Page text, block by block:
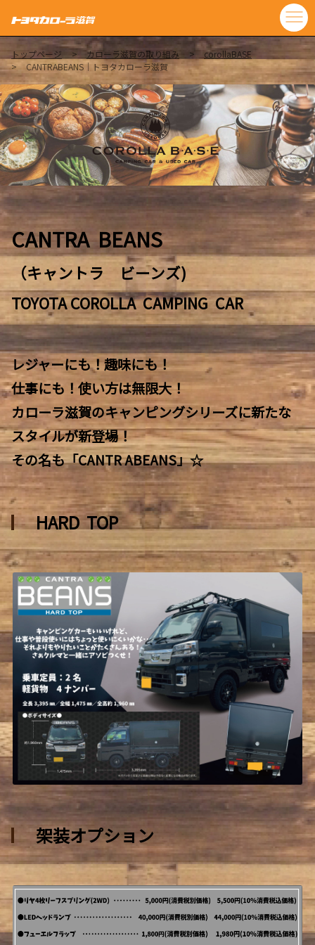
トップページ カローラ滋賀の取り組み
corollaBASE
CANTRABEANS｜トヨタカローラ滋賀
CANTRA BEANS
（キャントラ ビーンズ)
TOYOTA COROLLA CAMPING CAR
レジャーにも！趣味にも！
仕事にも！使い方は無限大！
カローラ滋賀のキャンピングシリーズに新たな
スタイルが新登場！
その名も「CANTR ABEANS」☆
HARD TOP
架装オプション